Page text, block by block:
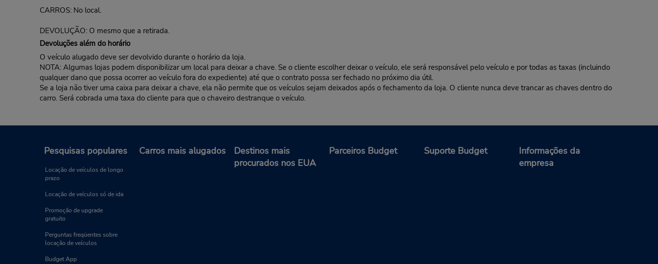
CARROS: No local.
DEVOLUÇÃO: O mesmo que a retirada.
Devoluções além do horário
O veículo alugado deve ser devolvido durante o horário da loja.
NOTA: Algumas lojas podem disponibilizar um local para deixar a chave. Se o cliente escolher deixar o veículo, ele será responsável pelo veículo e por todas as taxas (incluindo
qualquer dano que possa ocorrer ao veículo fora do expediente) até que o contrato possa ser fechado no próximo dia útil.
Se a loja não tiver uma caixa para deixar a chave, ela não permite que os veículos sejam deixados após o fechamento da loja. O cliente nunca deve trancar as chaves dentro do
carro. Será cobrada uma taxa do cliente para que o chaveiro destranque o veículo.
Pesquisas populares
Locação de veículos de longo
prazo
Locação de veículos só de ida
Promoção de upgrade
gratuito
Perguntas freqüentes sobre
locação de veículos
Budget App
Carros mais alugados
Destinos mais
procurados nos EUA
Parceiros Budget Suporte Budget
Informações da
empresa